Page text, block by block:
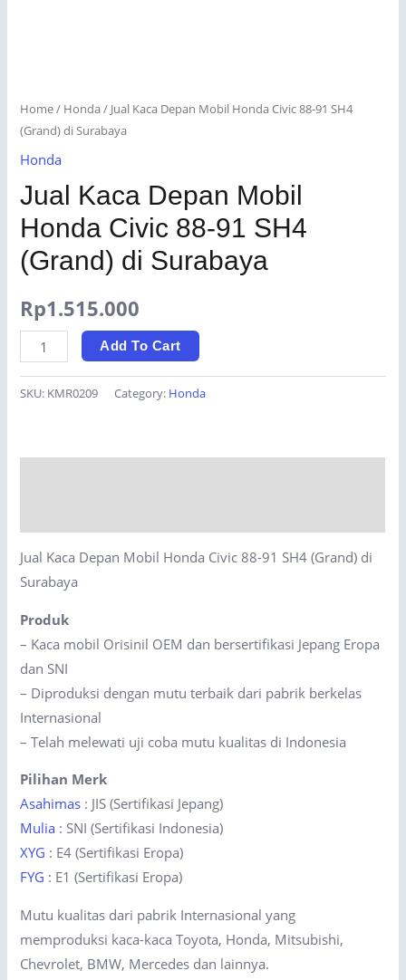
Home/ Honda/ Jual Kaca Depan Mobil Honda Civic 88-91 SH4
(Grand) di Surabaya
Honda
Jual Kaca Depan Mobil
Honda Civic 88-91 SH4
(Grand) di Surabaya
Rp1.515.000
Jual
Kaca
Depan
SH4
(Grand)
di
Surabaya
quantity
Add To Cart
SKU: KMR0209 Category: Honda
Jual Kaca Depan Mobil Honda Civic 88-91 SH4 (Grand) di
Surabaya
Produk
– Kaca mobil Orisinil OEM dan bersertifikasi Jepang Eropa
dan SNI
– Diproduksi dengan mutu terbaik dari pabrik berkelas
Internasional
– Telah melewati uji coba mutu kualitas di Indonesia
Pilihan Merk
Asahimas : JIS (Sertifikasi Jepang)
Mulia : SNI (Sertifikasi Indonesia)
XYG : E4 (Sertifikasi Eropa)
FYG : E1 (Sertifikasi Eropa)
Mutu kualitas dari pabrik Internasional yang
memproduksi kaca-kaca Toyota, Honda, Mitsubishi,
Chevrolet, BMW, Mercedes dan lainnya.